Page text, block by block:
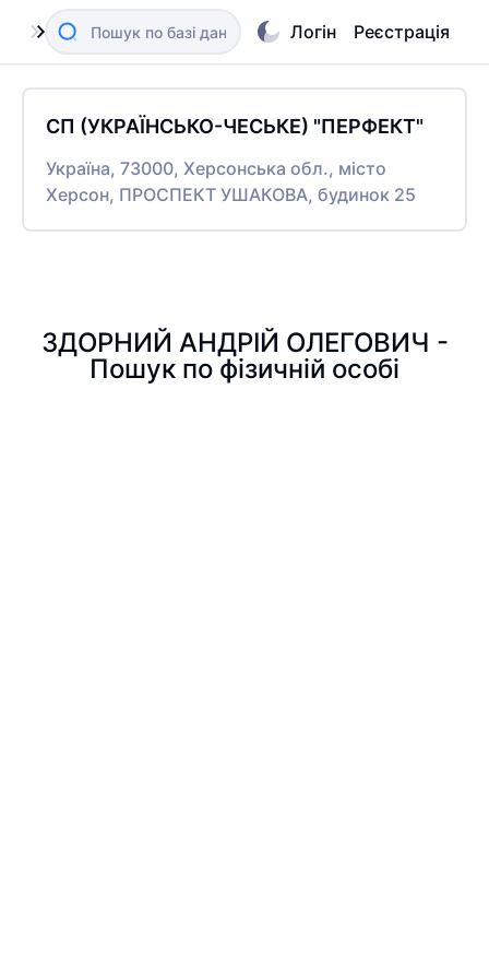
Логін Реєстрація
СП (УКРАЇНСЬКО-ЧЕСЬКЕ) "ПЕРФЕКТ"
Україна, 73000, Херсонська обл., місто
Херсон, ПРОСПЕКТ УШАКОВА, будинок 25
ЗДОРНИЙ АНДРІЙ ОЛЕГОВИЧ -
Пошук по фізичній особі